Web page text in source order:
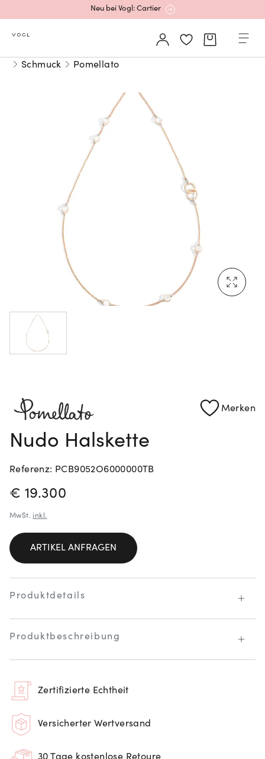
Neu bei Vogl: Cartier
Mehr erfahren: Ikonische Uhren von Cartier
Rolex Certified Pre-Owned entdecken
Neu bei Vogl: Uhren von Grand Seiko
Mehr erfahren: Ikonische Uhren von Cartier
Schmuck Pomellato
Merken
Nudo Halskette
Referenz: PCB9052O6000000TB
PREISINFORMATIONEN
€ 19.300
MwSt. inkl.
ARTIKEL ANFRAGEN
Produktdetails
Produktbeschreibung
Zertifizierte Echtheit
Versicherter Wertversand
30 Tage kostenlose Retoure